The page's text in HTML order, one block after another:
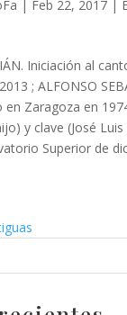
Feb 22, 2017|
Iniciación al
; ALFONSO
en Zaragoza en
y clave (José
Superior de